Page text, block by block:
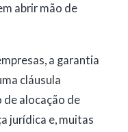
abrir mão de
a garantia
cláusula
de alocação de
jurídica e, muitas